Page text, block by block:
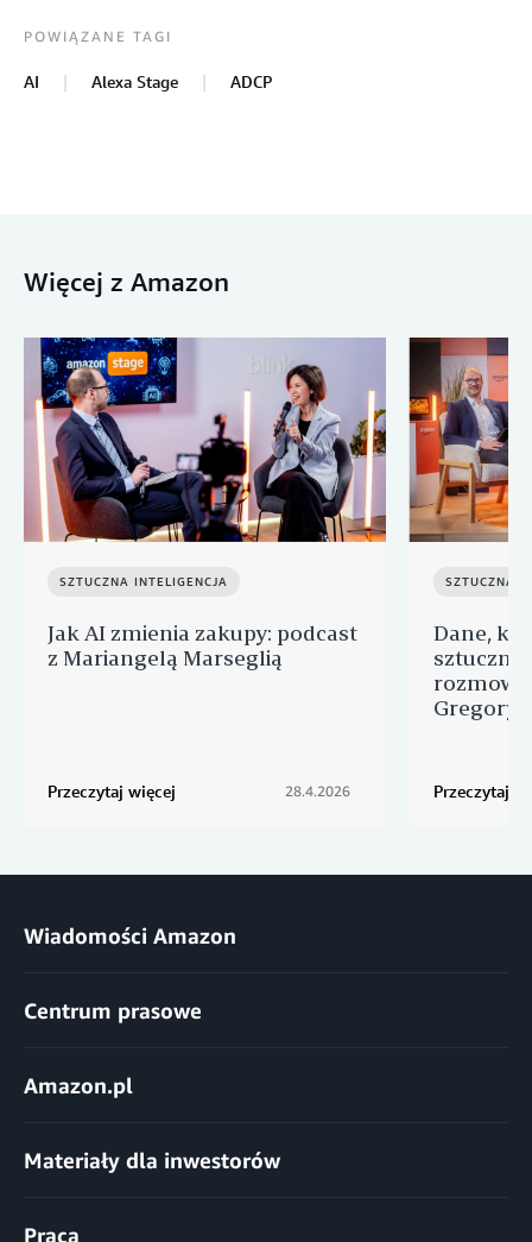
POWIĄZANE TAGI
AI Alexa Stage ADCP
Więcej z Amazon
SZTUCZNA INTELIGENCJA
Jak AI zmienia zakupy: podcast
z Mariangelą Marseglią
Przeczytaj więcej 28.4.2026
SZTUCZNA
Dane,
sztuczną
Przeczytaj
Wiadomości Amazon
Centrum prasowe
Amazon.pl
Materiały dla inwestorów
Praca